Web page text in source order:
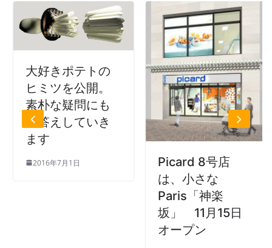
大好きポテトの
ヒミツを公開。
素朴な疑問にも
お答えしていき
ます
2016年7月1日
Picard 8号店
は、小さな
Paris「神楽
坂」 11月15日
オープン